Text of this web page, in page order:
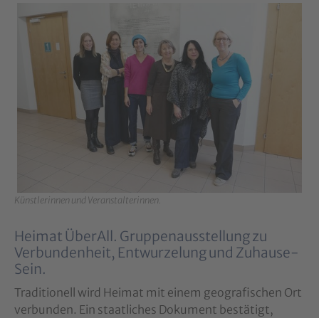
Show larger version for:
Künstlerinnen und Veranstalterinnen.
Heimat ÜberAll. Gruppenausstellung zu
Verbundenheit, Entwurzelung und Zuhause-
Sein.
Traditionell wird Heimat mit einem geografischen Ort
verbunden. Ein staatliches Dokument bestätigt,